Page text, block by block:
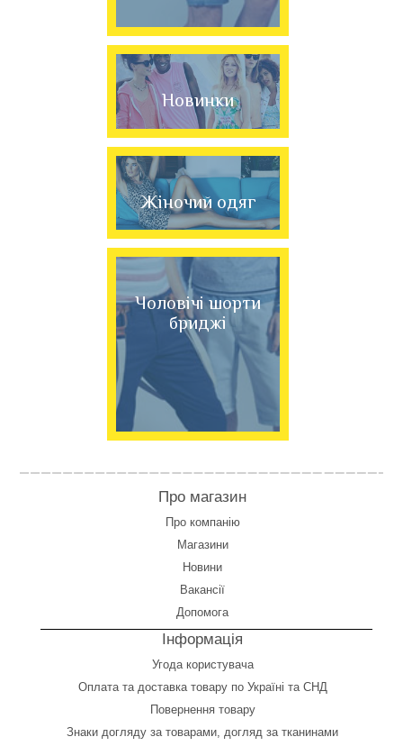
Новинки
Жіночий одяг
Чоловічі шорти
бриджі
Про магазин
Про компанію
Магазини
Новини
Вакансії
Допомога
Інформація
Угода користувача
Оплата та доставка товару по Україні та СНД
Повернення товару
Знаки догляду за товарами, догляд за тканинами